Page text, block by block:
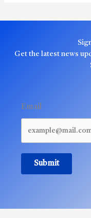
Get the latest news
Email
Submit